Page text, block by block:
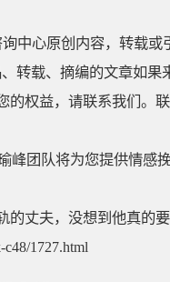
中心原创内容，转载
转载、摘编的文章如
权益，请联系我们。
峰团队将为您提供情
的丈夫，没想到他真的
1727.html